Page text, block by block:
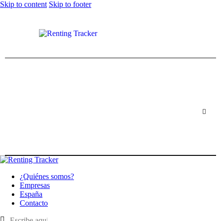
Skip to content Skip to footer
¿Quiénes somos?
Empresas
España
Contacto